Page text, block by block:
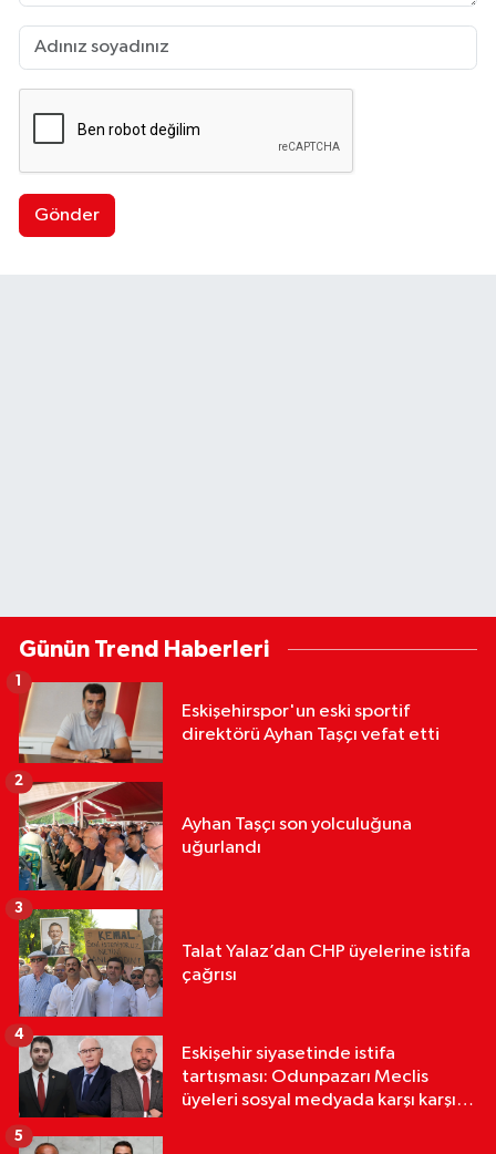
Gönder
Günün Trend Haberleri
Eskişehirspor'un eski sportif
direktörü Ayhan Taşçı vefat etti
Ayhan Taşçı son yolculuğuna
uğurlandı
2
Talat Yalaz’dan CHP üyelerine istifa
çağrısı
3
Eskişehir siyasetinde istifa
tartışması: Odunpazarı Meclis
üyeleri sosyal medyada karşı karşıya
4
5